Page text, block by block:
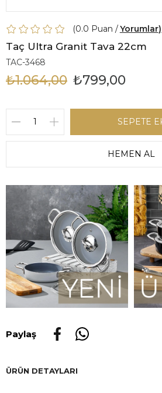
0.0 Yorumlar
Taç Ultra Granit Tava 22cm
TAC-3468
₺1.064,00 ₺799,00
Paylaş
ÜRÜN DETAYLARI